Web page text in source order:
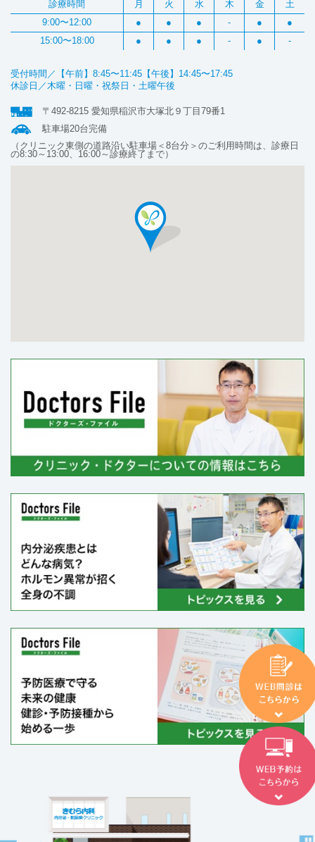
診療時間 月 火 水 木 金
土
9:00〜12:00
● ● ● - ●
●
15:00〜18:00
● ● ● - ● -
受付時間／【午前】8:45〜11:45【午後】14:45〜17:45
休診日／木曜・日曜・祝祭日・土曜午後
〒492-8215 愛知県稲沢市大塚北９丁目79番1
駐車場20台完備
（クリニック東側の道路沿い駐車場＜8台分＞のご利用時間は、診療日
の8:30～13:00、16:00～診療終了まで）